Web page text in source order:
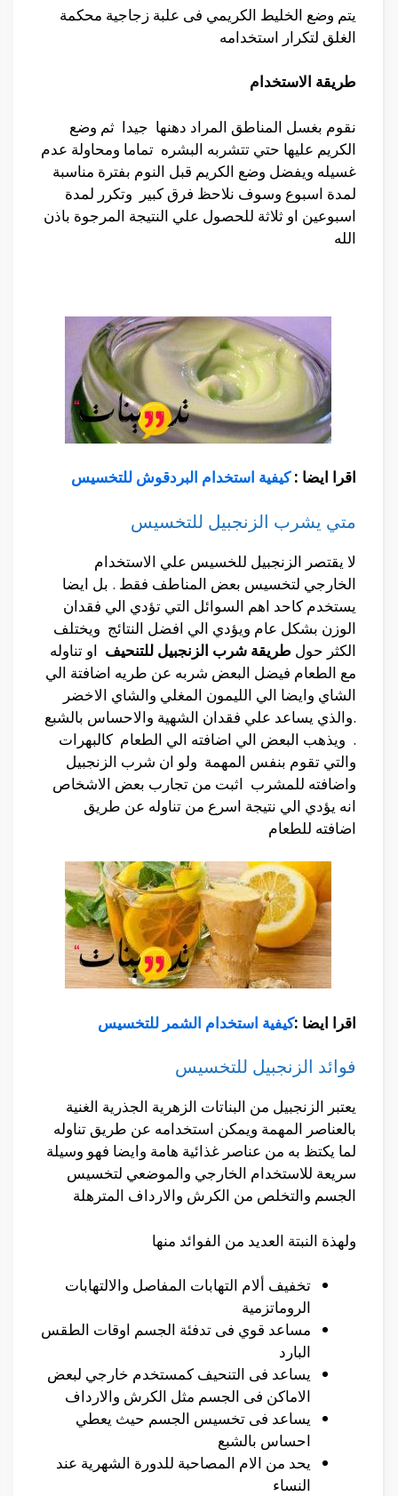
يتم وضع الخليط الكريمي فى علبة زجاجية محكمة
الغلق لتكرار استخدامه
طريقة الاستخدام
نقوم بغسل المناطق المراد دهنها جيدا ثم وضع
الكريم عليها حتي تتشربه البشره تماما ومحاولة عدم
غسيله ويفضل وضع الكريم قبل النوم بفترة مناسبة
لمدة اسبوع وسوف نلاحظ فرق كبير وتكرر لمدة
اسبوعين او ثلاثة للحصول علي النتيجة المرجوة باذن
الله
اقرا ايضا :كيفية استخدام البردقوش للتخسيس
متي يشرب الزنجبيل للتخسيس
لا يقتصر الزنجبيل للخسيس علي الاستخدام
الخارجي لتخسيس بعض المناطف فقط . بل ايضا
يستخدم كاحد اهم السوائل التي تؤدي الي فقدان
الوزن بشكل عام ويؤدي الي افضل النتائج ويختلف
الكثر حول طريقة شرب الزنجبيل للتنحيف او تناوله
مع الطعام فيضل البعض شربه عن طريه اضافتة الي
الشاي وايضا الي الليمون المغلي والشاي الاخضر
.والذي يساعد علي فقدان الشهية والاحساس بالشبع
. ويذهب البعض الي اضافته الي الطعام كالبهرات
والتي تقوم بنفس المهمة ولو ان شرب الزنجبيل
واضافته للمشرب اثبت من تجارب بعض الاشخاص
انه يؤدي الي نتيجة اسرع من تناوله عن طريق
اضافته للطعام
اقرا ايضا :كيفية استخدام الشمر للتخسيس
فوائد الزنجبيل للتخسيس
يعتبر الزنجبيل من البناتات الزهرية الجذرية الغنية
بالعناصر المهمة ويمكن استخدامه عن طريق تناوله
لما يكتظ به من عناصر غذائية هامة وايضا فهو وسيلة
سريعة للاستخدام الخارجي والموضعي لتخسيس
الجسم والتخلص من الكرش والارداف المترهلة
ولهذة النبتة العديد من الفوائد منها
تخفيف ألام التهابات المفاصل والالتهابات
الروماتزمية
مساعد قوي فى تدفئة الجسم اوقات الطقس
البارد
يساعد فى التنحيف كمستخدم خارجي لبعض
الاماكن فى الجسم مثل الكرش والارداف
يساعد فى تخسيس الجسم حيث يعطي
احساس بالشبع
يحد من الام المصاحبة للدورة الشهرية عند
النساء